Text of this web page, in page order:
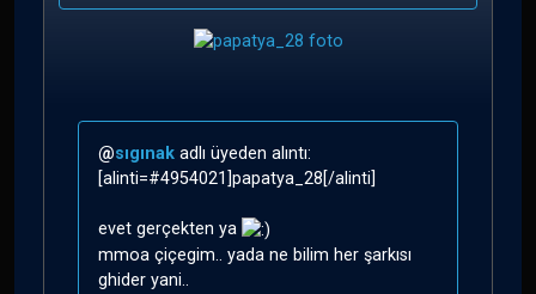
@sıgınak adlı üyeden alıntı:
[alinti=#4954021]papatya_28[/alinti]
evet gerçekten ya
mmoa çiçegim.. yada ne bilim her şarkısı
ghider yani..